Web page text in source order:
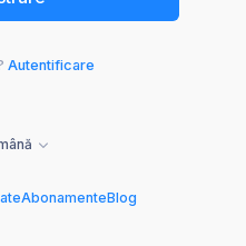
Autentificare
AbonamenteBlog